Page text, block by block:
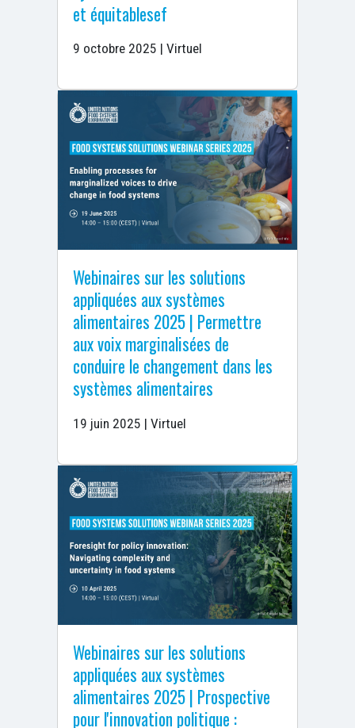
et équitablesef
9 octobre 2025 | Virtuel
Webinaires sur les solutions
appliquées aux systèmes
alimentaires 2025 | Permettre
aux voix marginalisées de
conduire le changement dans les
systèmes alimentaires
19 juin 2025 | Virtuel
Webinaires sur les solutions
appliquées aux systèmes
alimentaires 2025 | Prospective
pour l'innovation politique :